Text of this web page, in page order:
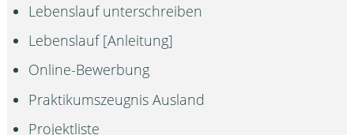
Lebenslauf unterschreiben
Lebenslauf [Anleitung]
Online-Bewerbung
Praktikumszeugnis Ausland
Projektliste